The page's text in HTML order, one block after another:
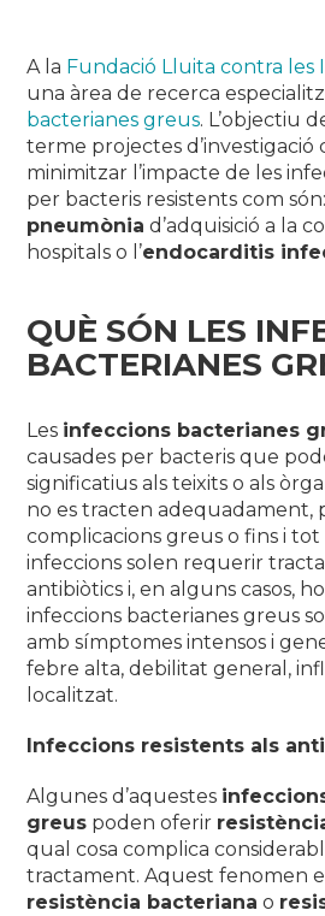
A la Fundació Lluita contra les
una àrea de recerca
bacterianes greus. L’objectiu
terme projectes d’investigació
minimitzar l’impacte de les
per bacteris resistents com
pneumònia d’adquisició a la
hospitals o l’endocarditis
QUÈ SÓN LES
BACTERIANES
Les infeccions bacterianes
causades per bacteris que
significatius als teixits o als
no es tracten adequadament,
complicacions greus o fins i
infeccions solen requerir
antibiòtics i, en alguns casos,
infeccions bacterianes greus
amb símptomes intensos i
febre alta, debilitat general,
localitzat.
Infeccions resistents als
Algunes d’aquestes
greus poden oferir
qual cosa complica
tractament. Aquest fenomen
resistència bacteriana o